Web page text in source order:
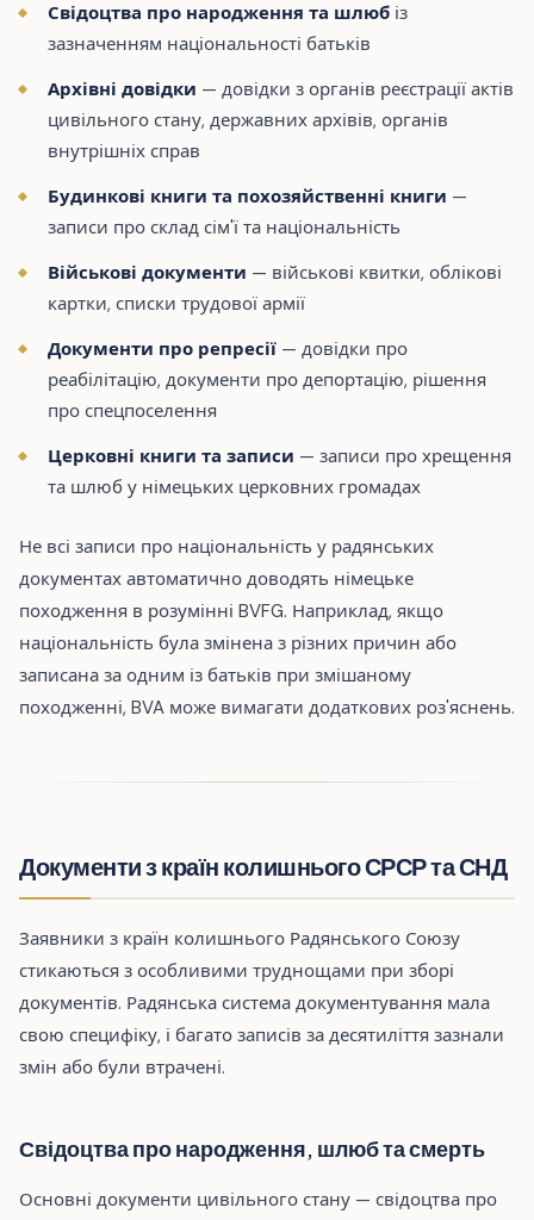
Свідоцтва про народження та шлюб із
зазначенням національності батьків
Архівні довідки — довідки з органів реєстрації актів
цивільного стану, державних архівів, органів
внутрішніх справ
Будинкові книги та похозяйственні книги —
записи про склад сім'ї та національність
Військові документи — військові квитки, облікові
картки, списки трудової армії
Документи про репресії — довідки про
реабілітацію, документи про депортацію, рішення
про спецпоселення
Церковні книги та записи — записи про хрещення
та шлюб у німецьких церковних громадах
Не всі записи про національність у радянських
документах автоматично доводять німецьке
походження в розумінні BVFG. Наприклад, якщо
національність була змінена з різних причин або
записана за одним із батьків при змішаному
походженні, BVA може вимагати додаткових роз'яснень.
Документи з країн колишнього СРСР та СНД
Заявники з країн колишнього Радянського Союзу
стикаються з особливими труднощами при зборі
документів. Радянська система документування мала
свою специфіку, і багато записів за десятиліття зазнали
змін або були втрачені.
Свідоцтва про народження, шлюб та смерть
Основні документи цивільного стану — свідоцтва про